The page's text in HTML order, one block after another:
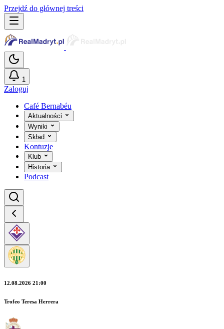
Przejdź do głównej treści
1
Zaloguj
Café Bernabéu
Aktualności
Wyniki
Skład
Kontuzje
Klub
Historia
Podcast
12.08.2026 21:00
Trofeo Teresa Herrera